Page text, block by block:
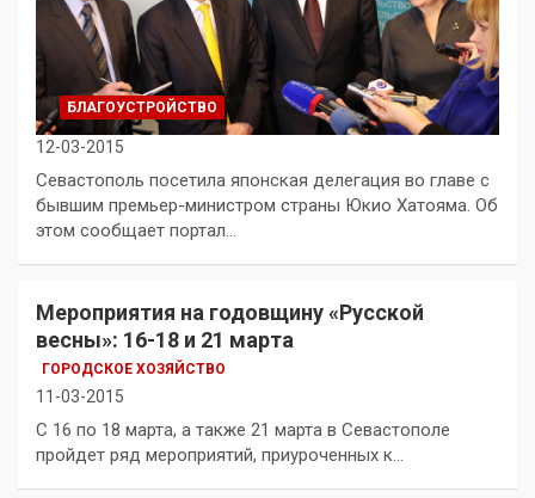
БЛАГОУСТРОЙСТВО
12-03-2015
Севастополь посетила японская делегация во главе с
бывшим премьер-министром страны Юкио Хатояма. Об
этом сообщает портал…
Мероприятия на годовщину «Русской
весны»: 16-18 и 21 марта
ГОРОДСКОЕ ХОЗЯЙСТВО
11-03-2015
С 16 по 18 марта, а также 21 марта в Севастополе
пройдет ряд мероприятий, приуроченных к…